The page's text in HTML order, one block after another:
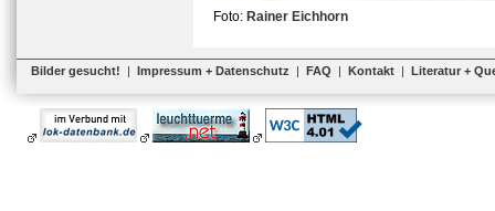
Foto: Rainer Eichhorn
Bilder gesucht! | Impressum + Datenschutz | FAQ | Kontakt | Literatur +